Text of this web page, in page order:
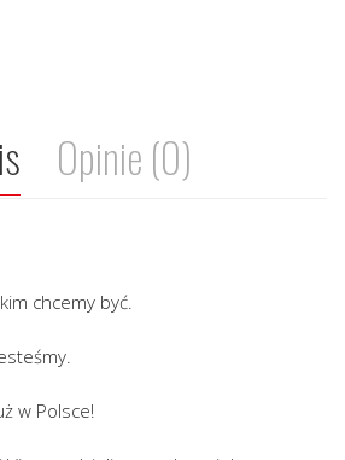
Opinie (0)
chcemy być.
w Polsce!